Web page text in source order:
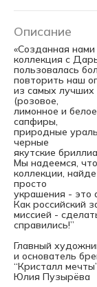
Описание
«Созданная
коллекция с
пользовалась
повторить наш
из самых лучших
(розовое,
лимонное и
сапфиры,
природные
черные
якутские
Мы надеемся,
коллекции,
просто
украшения - это
Как российский
миссией -
справились!”
Главный
и основатель
“Кристалл
Юлия Пузырёва